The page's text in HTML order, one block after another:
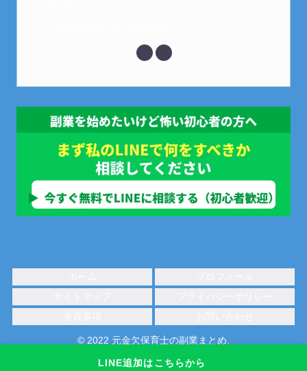
LINE追加はこちらから
© 2022 元金欠保育士の副業まとめ.